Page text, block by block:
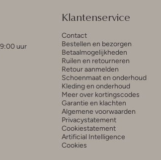
uur
Klantenservice
Contact
Bestellen en bezorgen
Betaalmogelijkheden
Ruilen en retourneren
Retour aanmelden
Schoenmaat en onderhoud
Kleding en onderhoud
Meer over kortingscodes
Garantie en klachten
Algemene voorwaarden
Privacystatement
Cookiestatement
Artificial Intelligence
Cookies